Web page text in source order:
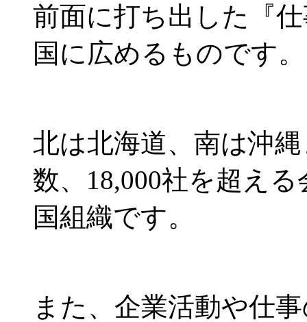
前面に打ち出した『
国に広めるものです。
北は北海道、南は沖
数、18,000社を超え
国組織です。
また、企業活動や仕